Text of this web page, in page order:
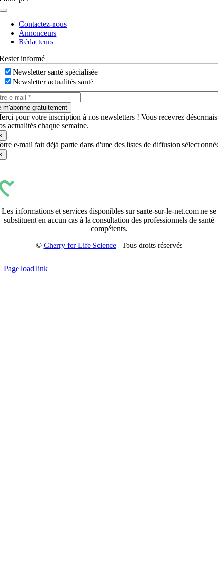
Navigation
basculeContactez-nous
Annonceurs
Rédacteurs
Rester informé
Newsletter santé spécialisée
Newsletter actualités santé
m'abonne gratuitement
pour votre inscription à nos newsletters ! Vous recevrez désormais
actualités chaque semaine.
e-mail fait déjà partie dans d'une des listes de diffusion
Les informations et services disponibles sur sante-sur-le-net.com ne se
substituent en aucun cas à la consultation des professionnels de santé
compétents.
© Cherry for Life Science| Tous droits réservés
Page load link